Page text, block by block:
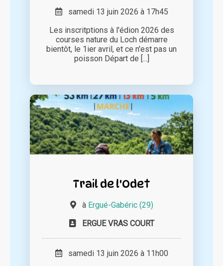
samedi 13 juin 2026 à 17h45
Les inscritptions à l'édion 2026 des
courses nature du Loch démarre
bientôt, le 1ier avril, et ce n'est pas un
poisson Départ de [...]
Trail de l'Odet
à Ergué-Gabéric (29)
ERGUE VRAS COURT
samedi 13 juin 2026 à 11h00